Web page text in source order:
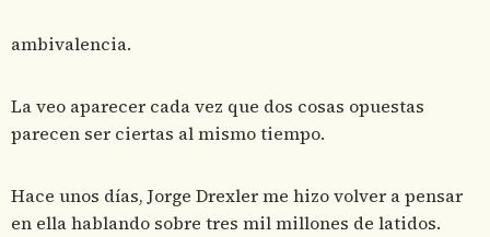
ambivalencia.
La veo aparecer cada vez que dos cosas opuestas
parecen ser ciertas al mismo tiempo.
Hace unos días, Jorge Drexler me hizo volver a pensar
en ella hablando sobre tres mil millones de latidos.